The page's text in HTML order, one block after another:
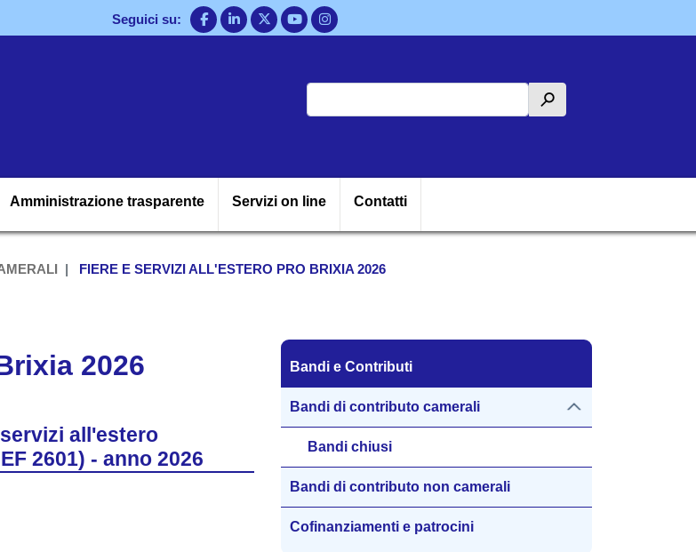
Salta
al
Seguici su:
h
Navigazione principale
Amministrazione trasparente Servizi on line Contatti
FIERE E SERVIZI ALL'ESTERO PRO BRIXIA 2026
2026
all'estero
2601) - anno 2026
Bandi e Contributi
Bandi e Contributi
Bandi di contributo camerali
Bandi chiusi
Bandi di contributo non camerali
Cofinanziamenti e patrocini